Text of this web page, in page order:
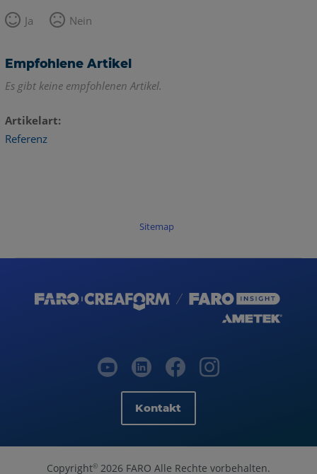
Ja
Nein
Empfohlene Artikel
Es gibt keine empfohlenen Artikel.
Artikelart
Referenz
Sitemap
Kontakt
Copyright© 2026 FARO Alle Rechte vorbehalten.